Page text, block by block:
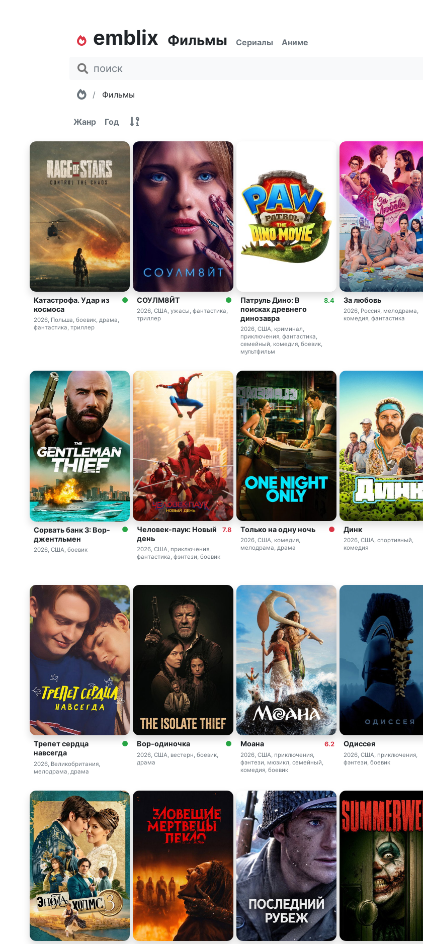
emblix Фильмы Сериалы Аниме
Главная
Фильмы
Жанр Год
Катастрофа. Удар из
космоса
2026, Польша, боевик, драма,
фантастика, триллер
СОУЛМ8ЙТ
2026, США, ужасы, фантастика,
триллер
8.4
Патруль Дино: В
поисках древнего
динозавра
2026, США, криминал,
приключения, фантастика,
семейный, комедия, боевик,
мультфильм
За любовь
2026, Россия, мелодрама,
комедия, фантастика
Сорвать банк 3: Вор-
джентльмен
2026, США, боевик
7.8
Человек-паук: Новый
день
2026, США, приключения,
фантастика, фэнтези, боевик
Только на одну ночь
2026, США, комедия,
мелодрама, драма
Динк
2026, США, спортивный,
комедия
Трепет сердца
навсегда
2026, Великобритания,
мелодрама, драма
Вор-одиночка
2026, США, вестерн, боевик,
драма
6.2
Моана
2026, США, приключения,
фэнтези, мюзикл, семейный,
комедия, боевик
Одиссея
2026, США, приключения,
фэнтези, боевик